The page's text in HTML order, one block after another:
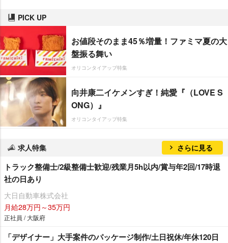
PICK UP
お値段そのまま45％増量！ファミマ夏の大
盤振る舞い
オリコンタイアップ特集
向井康二イケメンすぎ！純愛『（LOVE S
ONG）』
オリコンタイアップ特集
求人特集 さらに見る
トラック整備士/2級整備士歓迎/残業月5h以内/賞与年2回/17時退
社の日あり
大日自動車株式会社
月給28万円～35万円
正社員 / 大阪府
「デザイナー」大手案件のパッケージ制作/土日祝休/年休120日